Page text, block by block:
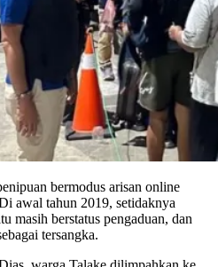
bermodus arisan online
awal tahun 2019, setidaknya
masih berstatus pengaduan, dan
tersangka.